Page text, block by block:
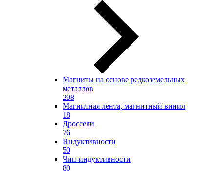
Магниты на основе редкоземельных
металлов
298
Магнитная лента, магнитный винил
18
Дроссели
76
Индуктивности
50
Чип-индуктивности
80